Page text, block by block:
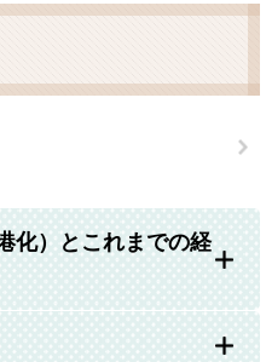
化）とこれまでの経